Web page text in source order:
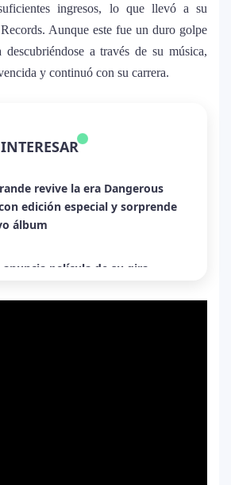
ingresos, lo que llevó a su
Aunque este fue un duro golpe
descubriéndose a través de su música,
y continuó con su carrera.
en un himno para Puerto Rico
revive la era Dangerous
edición especial y sorprende
álbum
anuncia película de su gira
junto a UNICEF